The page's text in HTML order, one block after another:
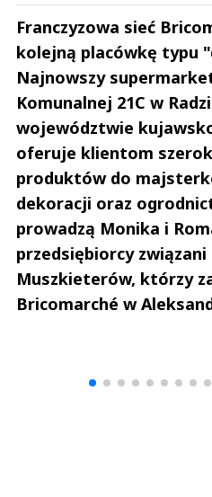
Franczyzowa sieć
kolejną placówkę typu
Najnowszy
Komunalnej 21C w
województwie
oferuje klientom
produktów do
dekoracji oraz
prowadzą Monika i
przedsiębiorcy związani
Muszkieterów, którzy
Bricomarché w